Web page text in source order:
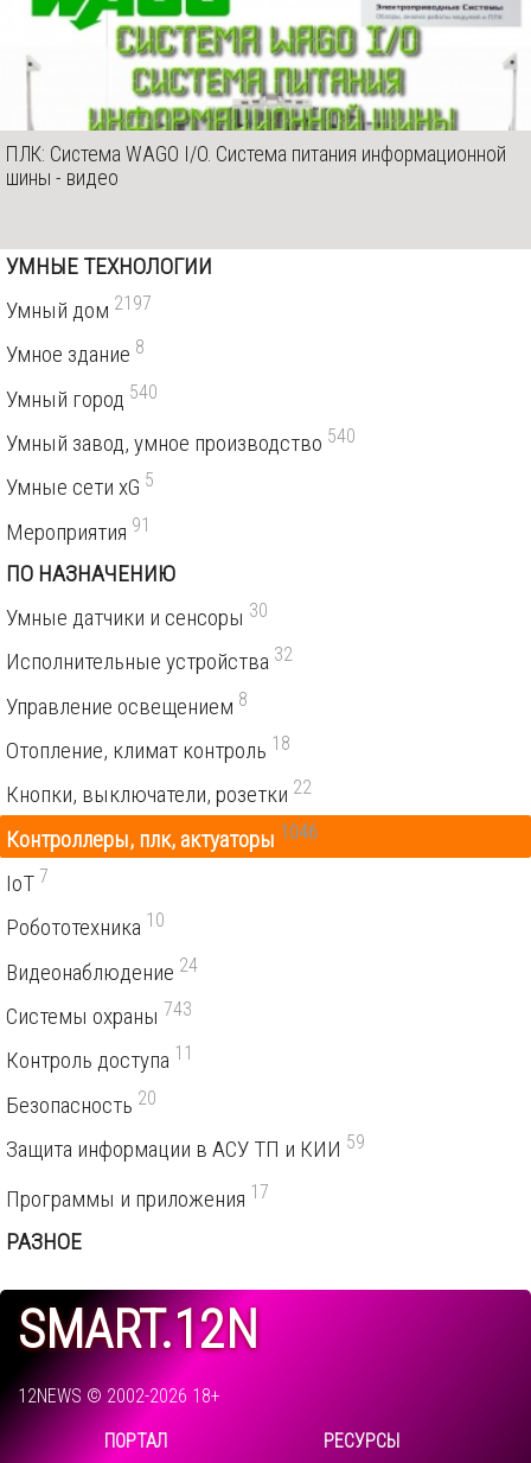
ПЛК: Система WAGO I/O. Система питания информационной
шины - видео
УМНЫЕ ТЕХНОЛОГИИ
Умный дом 2197
Умное здание 8
Умный город 540
Умный завод, умное производство 540
Умные сети xG 5
Мероприятия 91
ПО НАЗНАЧЕНИЮ
Умные датчики и сенсоры 30
Исполнительные устройства 32
Управление освещением 8
Отопление, климат контроль 18
Кнопки, выключатели, розетки 22
Контроллеры, плк, актуаторы 1046
IoT 7
Робототехника 10
Видеонаблюдение 24
Системы охраны 743
Контроль доступа 11
Безопасность 20
Защита информации в АСУ ТП и КИИ 59
Программы и приложения 17
РАЗНОЕ
SMART.12N
12NEWS © 2002-2026 18+
ПОРТАЛ
РЕСУРСЫ